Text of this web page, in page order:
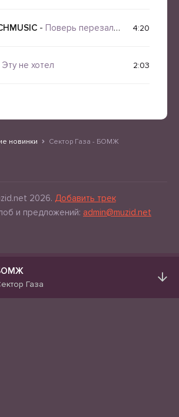
- Поверь перезалив 4:20
Эту не хотел 2:03
новинки Сектор Газа - БОМЖ
2026. Добавить трек
и предложений: admin@muzid.net
Газа